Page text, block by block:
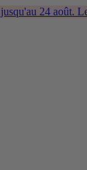
24 août.